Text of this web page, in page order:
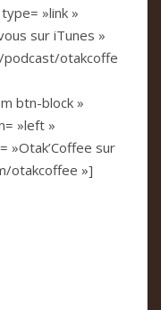
»link »
sur iTunes »
podcast/otakcoffe
btn-block »
»left »
»Otak’Coffee sur
otakcoffee »]